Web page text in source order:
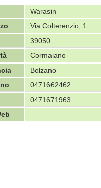
Warasin
Via Colterenzio, 1
39050
Cormaiano
Bolzano
0471662462
0471671963